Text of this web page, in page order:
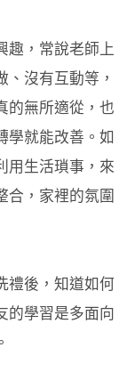
趣，常說老師上
沒有互動等，
的無所適從，也
學就能改善。如
用生活瑣事，來
合，家裡的氛圍
禮後，知道如何
的學習是多面向